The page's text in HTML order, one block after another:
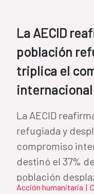
La AECID
población
triplica el
internacional
La AECID
refugiada y
compromiso
destinó el 37%
población
Acción humanitaria |